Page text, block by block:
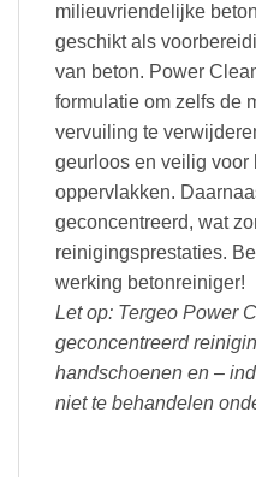
milieuvriendelijke
geschikt als
van beton. Power
formulatie om zelfs de
vervuiling te
geurloos en veilig voor
oppervlakken.
geconcentreerd, wat
reinigingsprestaties.
werking betonreiniger!
Let op: Tergeo Power
geconcentreerd
handschoenen en –
niet te behandelen